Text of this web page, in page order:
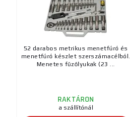
52 darabos metrikus menetfúró és
menetfúró készlet szerszámacélból.
Menetes fűzőlyukak (23 ...
RAKTÁRON
a szállítónál